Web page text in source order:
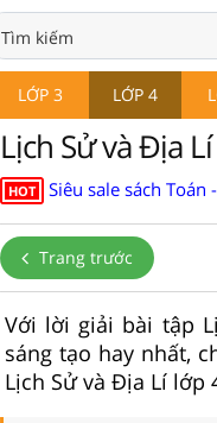
LỚP 3 LỚP 4
Lịch Sử và Địa
HOT Siêu sale sách
Trang trước
Với lời giải bài tập
sáng tạo hay nhất,
Lịch Sử và Địa Lí lớp